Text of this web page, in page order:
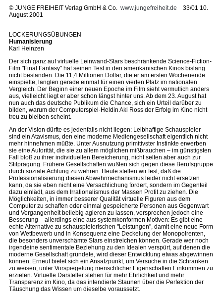
© JUNGE FREIHEIT Verlag GmbH & Co. www.jungefreiheit.de 33/01 10.
August 2001
LOCKERUNGSÜBUNGEN
Humanisierung
Karl Heinzen
Der sich ganz auf virtuelle Leinwand-Stars beschränkende Science-Fiction-
Film "Final Fantasy" hat seinen Test in den amerikanischen Kinos bislang
nicht bestanden. Die 11,4 Millionen Dollar, die er am ersten Wochenende
einspielte, langten gerade einmal für einen vierten Platz im nationalen
Vergleich. Der Beginn einer neuen Epoche im Film sieht vermutlich anders
aus, vielleicht liegt er aber schon längst hinter uns. Ab dem 23. August hat
nun auch das deutsche Publikum die Chance, sich ein Urteil darüber zu
bilden, warum der Computerspiel-Heldin Aki Ross der Erfolg im Kino nicht
treu zu bleiben scheint.
An der Vision dürfte es jedenfalls nicht liegen: Leibhaftige Schauspieler
sind ein Atavismus, den eine moderne Mediengesellschaft eigentlich nicht
mehr hinnehmen müßte. Unter Ausnutzung primitivster Instinkte erwerben
sie eine Autorität, die sie zu allem möglichen mißbrauchen – im günstigsten
Fall bloß zu ihrer individuellen Bereicherung, nicht selten aber auch zur
Stilprägung. Frühere Gesellschaften wußten sich gegen diese Berufsgruppe
durch soziale Ächtung zu wehren. Heute stellen wir fest, daß die
Professionalisierung diesen Abwehrmechanismus leider nicht ersetzen
kann, da sie eben nicht eine Versachlichung fördert, sondern im Gegenteil
dazu einlädt, aus dem Irrationalismus der Massen Profit zu ziehen. Die
Möglichkeiten, in immer besserer Qualität virtuelle Figuren aus dem
Computer zu schaffen oder einmal gespeicherte Personen aus Gegenwart
und Vergangenheit beliebig agieren zu lassen, versprechen jedoch eine
Besserung – allerdings eine aus systemkonformen Motiven: Es gibt eine
echte Alternative zu schauspielerischen "Leistungen", damit eine neue Form
von Wettbewerb und in Konsequenz eine Deckelung der Monopolrenten,
die besonders unverschämte Stars einstreichen können. Gerade wer noch
irgendeine sentimentale Beziehung zu den Idealen verspürt, auf denen die
moderne Gesellschaft gründete, wird dieser Entwicklung etwas abgewinnen
können: Erneut bietet sich ein Ansatzpunkt, um Versuche in die Schranken
zu weisen, unter Vorspiegelung menschlicher Eigenschaften Einkommen zu
erzielen. Virtuelle Darsteller stehen für mehr Ehrlichkeit und mehr
Transparenz im Kino, da das intendierte Staunen über die Perfektion der
Täuschung das Wissen um dieselbe voraussetzt.